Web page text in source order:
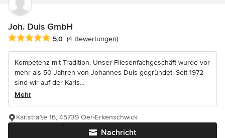
Joh. Duis GmbH
Durchschnittliche Bewertung: 5 von 5 Sternen
5,0 (4 Bewertungen)
Kompetenz mit Tradition. Unser Fliesenfachgeschäft wurde vor
mehr als 50 Jahren von Johannes Duis gegründet. Seit 1972
sind wir auf der Karls...
Mehr
Nachricht
Karlstraße 16, 45739 Oer-Erkenschwick